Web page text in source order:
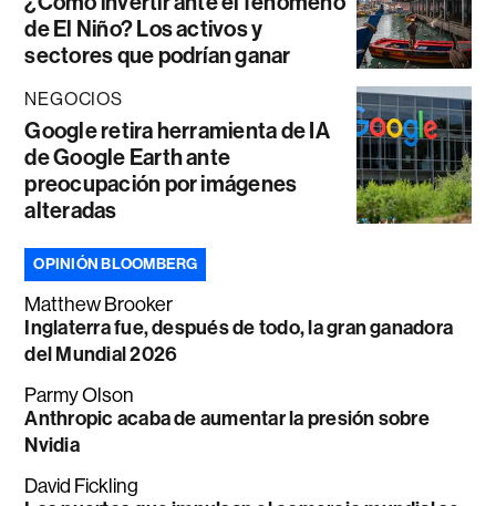
de El Niño? Los activos y
sectores que podrían ganar
NEGOCIOS
Google retira herramienta de IA
de Google Earth ante
preocupación por imágenes
alteradas
OPINIÓN BLOOMBERG
Matthew Brooker
Inglaterra fue, después de todo, la gran ganadora
del Mundial 2026
Parmy Olson
Anthropic acaba de aumentar la presión sobre
Nvidia
David Fickling